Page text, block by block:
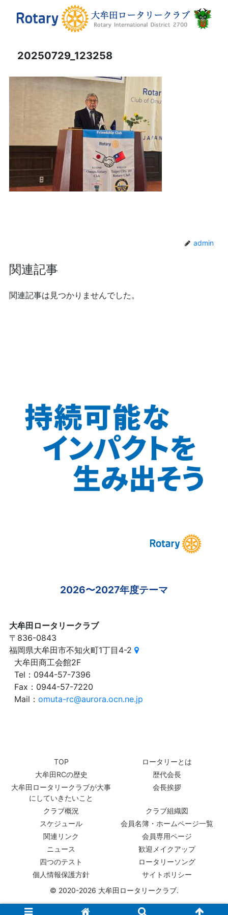
20250729_123258
admin
関連記事
関連記事は見つかりませんでした。
2026〜2027年度テーマ
大牟田ロータリークラブ
〒836-0843
福岡県大牟田市不知火町1丁目4-2
大牟田商工会館2F
Tel：0944-57-7396
Fax：0944-57-7220
Mail：omuta-rc@aurora.ocn.ne.jp
TOP
ロータリーとは
大牟田RCの歴史
歴代会長
大牟田ロータリークラブが大事
にしていきたいこと
会長挨拶
クラブ概況
クラブ組織図
スケジュール
会員名簿・ホームページ一覧
関連リンク
会員専用ページ
ニュース
歓迎メイクアップ
四つのテスト
ロータリーソング
個人情報保護方針
サイトポリシー
© 2020-2026 大牟田ロータリークラブ.